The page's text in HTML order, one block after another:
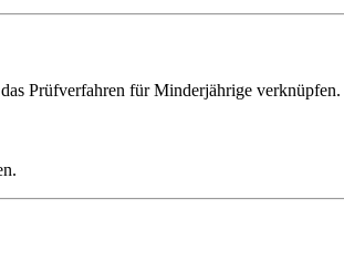
Prüfverfahren für Minderjährige verknüpfen.